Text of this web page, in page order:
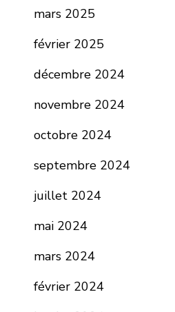
mars 2025
février 2025
décembre 2024
novembre 2024
octobre 2024
septembre 2024
juillet 2024
mai 2024
mars 2024
février 2024